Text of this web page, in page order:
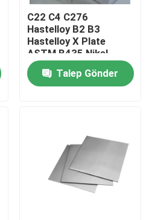
C22 C4 C276
Hastelloy B2 B3
Hastelloy X Plate
ASTM B435 Nikel
Demir Alaşımı
Talep Gönder